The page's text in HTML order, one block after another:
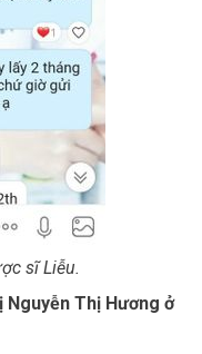
sĩ Liễu.
Thị Hương ở